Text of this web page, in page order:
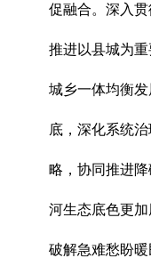
促融合。深入
推进以县城为
城乡一体均衡
底，深化系统
略，协同推进
河生态底色更加
破解急难愁盼